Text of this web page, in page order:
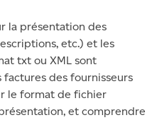
la présentation des
etc.) et les
txt ou XML sont
des fournisseurs
le format de fichier
et comprendre